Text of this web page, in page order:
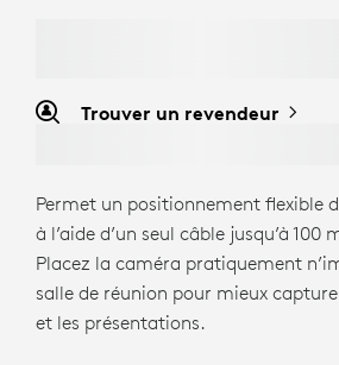
Trouver un revendeur
Permet un positionnement flexible
à l’aide d’un seul câble jusqu’à 100
Placez la caméra pratiquement
salle de réunion pour mieux
et les présentations.